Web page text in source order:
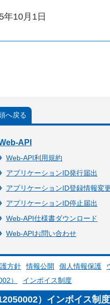
年10月1日
へ戻る
API
Web-API利用規約
アプリケーションID発行届出
アプリケーションID登録情報変
アプリケーションID停止届出
Web-API仕様書ダウンロード
Web-APIお問い合わせ
方針 情報公開 個人情報保護
）
インボイス制度
）インボイス制度